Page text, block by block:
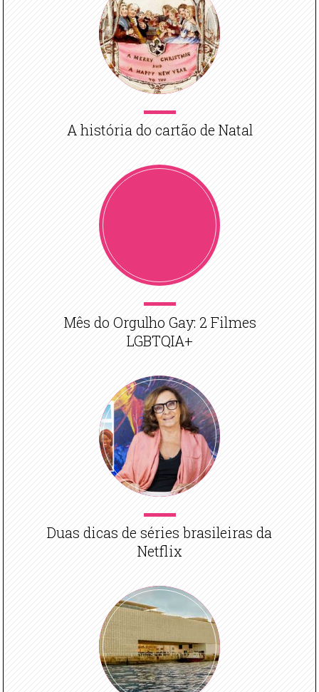
A história do cartão de Natal
Mês do Orgulho Gay: 2 Filmes
LGBTQIA+
Duas dicas de séries brasileiras da
Netflix